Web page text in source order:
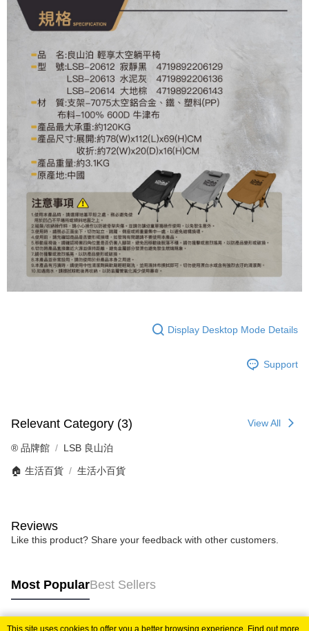
Display Desktop Mode Details
Support
Relevant Category (3) View All
®️ 品牌館 LSB 良山泊
🏠 生活百貨 生活小百貨
Reviews
Like this product? Share your feedback with other customers.
Most PopularBest Sellers
This site uses cookies to offer you a better browsing experience. Find out more